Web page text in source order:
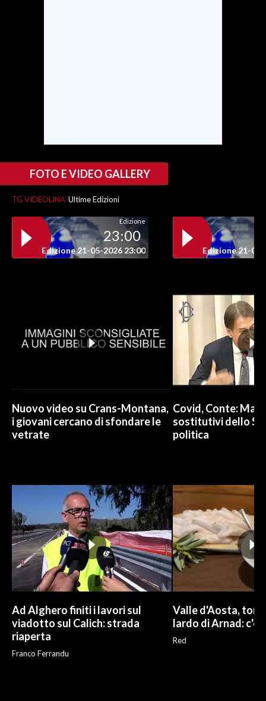
3 MINUTI CON
INFO AZIENDE
ABBONATI
SPIAGGE
STORE
FOTO E VIDEO GALLERY
TG VIDEOLINA Ultime Edizioni
Edizione
23:00
Edizione 21-05-2026 23:00 Edizione 21-05-
Nuovo video su Crans-Montana,
i giovani cercano di sfondare le
vetrate
Covid, Conte: Mai
sostitutivi dello
politica
Ad Alghero finiti i lavori sul
viadotto sul Calich: strada
riaperta
Franco Ferrandu
Valle d'Aosta,
lardo di Arnad: c'è
Red